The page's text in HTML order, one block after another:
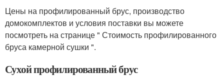
Цены на профилированный брус, производство
домокомплектов и условия поставки вы можете
посмотреть на странице " Стоимость профилированного
бруса камерной сушки ".
Сухой профилированный брус